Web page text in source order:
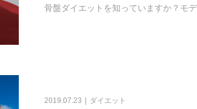
骨盤ダイエットを知っていますか？モ
2019.07.23 ダイエット